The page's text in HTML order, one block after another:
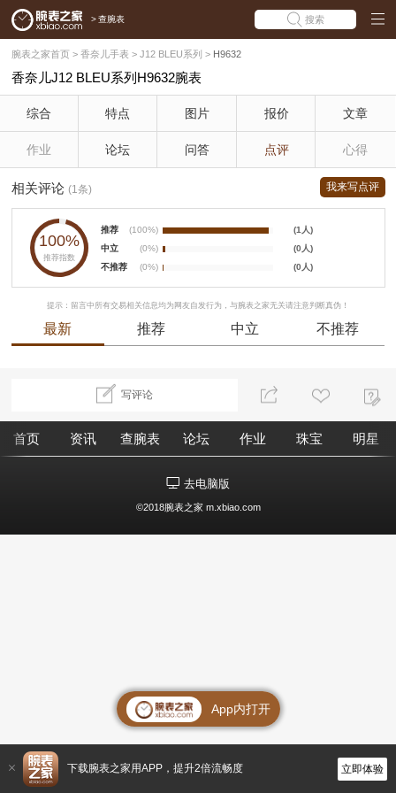
> 查腕表 搜索
腕表之家首页 > 香奈儿手表 > J12 BLEU系列 > H9632
香奈儿J12 BLEU系列H9632腕表
综合 特点 图片 报价 文章
作业 论坛 问答 点评 心得
相关评论 (1条) 我来写点评
100%
推荐指数
推荐 (100%)
(1人)
中立
(0%)
(0人)
不推荐
(0%) (0人)
提示：留言中所有交易相关信息均为网友自发行为，与腕表之家无关请注意判断真伪！
最新 推荐 中立 不推荐
写评论
首页 资讯 查腕表 论坛 作业 珠宝 明星
去电脑版
©2018腕表之家 m.xbiao.com
App内打开
下载腕表之家用APP，提升2倍流畅度 立即体验